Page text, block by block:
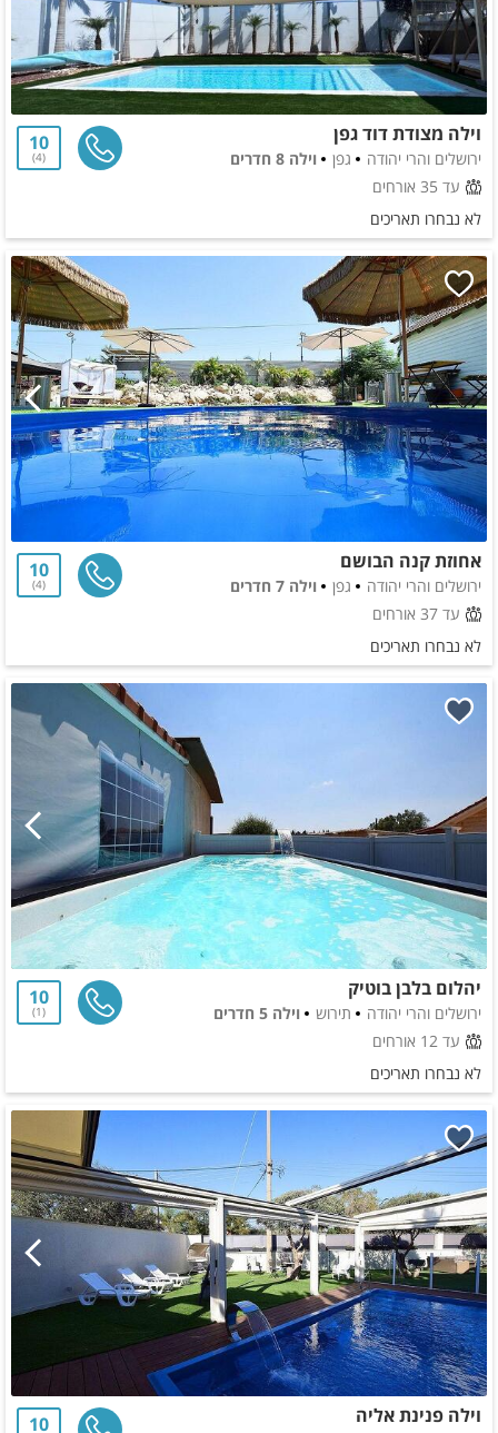
וילה מצודת דוד גפן
ירושלים והרי יהודה גפן
וילה 8 חדרים
עד 35 אורחים
10
4
לא נבחרו תאריכים
אחוזת קנה הבושם
ירושלים והרי יהודה גפן
וילה 7 חדרים
עד 37 אורחים
10
4
לא נבחרו תאריכים
יהלום בלבן בוטיק
ירושלים והרי יהודה תירוש
וילה 5 חדרים
עד 12 אורחים
10
1
לא נבחרו תאריכים
וילה פנינת אליה 10